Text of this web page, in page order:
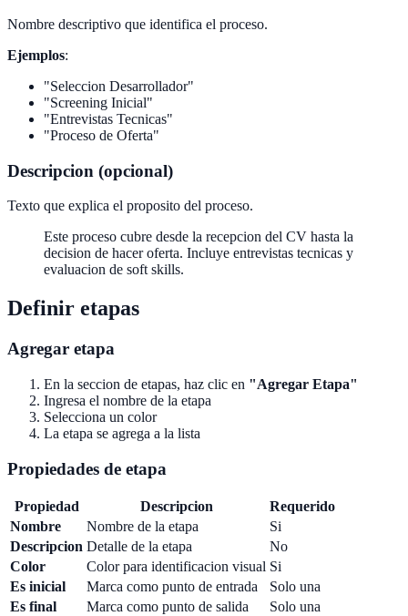
Nombre descriptivo que identifica el proceso.
Ejemplos:
"Seleccion Desarrollador"
"Screening Inicial"
"Entrevistas Tecnicas"
"Proceso de Oferta"
Descripcion (opcional)
Texto que explica el proposito del proceso.
Este proceso cubre desde la recepcion del CV hasta la
decision de hacer oferta. Incluye entrevistas tecnicas y
evaluacion de soft skills.
Definir etapas
Agregar etapa
En la seccion de etapas, haz clic en "Agregar Etapa"
Ingresa el nombre de la etapa
Selecciona un color
La etapa se agrega a la lista
Propiedades de etapa
Propiedad Descripcion
Requerido
Nombre
Nombre de la etapa
Si
Descripcion Detalle de la etapa
No
Color
Color para identificacion visual Si
Es inicial
Marca como punto de entrada
Solo una
Es final
Marca como punto de salida Solo una